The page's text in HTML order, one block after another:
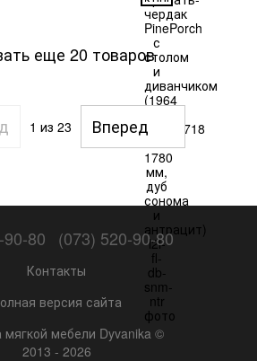
еще 20 товаров
1 из 23 Вперед
80 (073) 520-90-80
Контакты
версия сайта
мягкой мебели Dyvanika ©
2013 - 2026